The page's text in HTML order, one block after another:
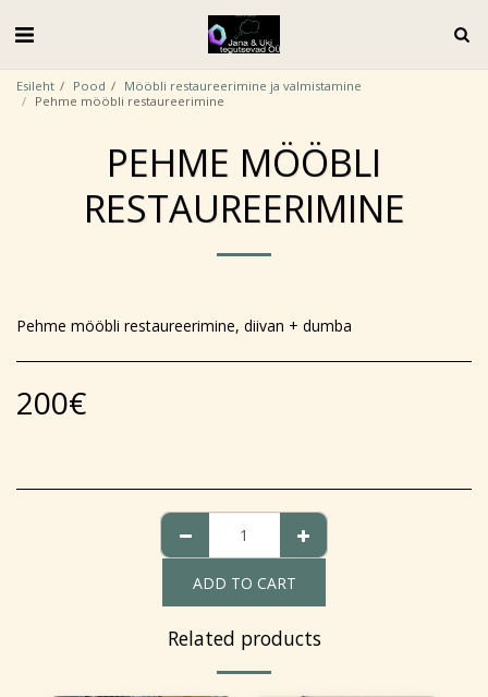
Esileht Pood
Mööbli restaureerimine ja valmistamine
Pehme mööbli restaureerimine
PEHME MÖÖBLI
RESTAUREERIMINE
Pehme mööbli restaureerimine, diivan + dumba
200€
ADD TO CART
Related products